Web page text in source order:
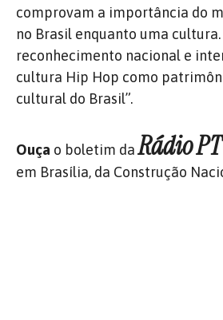
comprovam a importância do
no Brasil enquanto uma cultura.
reconhecimento nacional e
cultura Hip Hop como
cultural do Brasil”.
Ouça o boletim daRádio PT
em Brasília, da Construção